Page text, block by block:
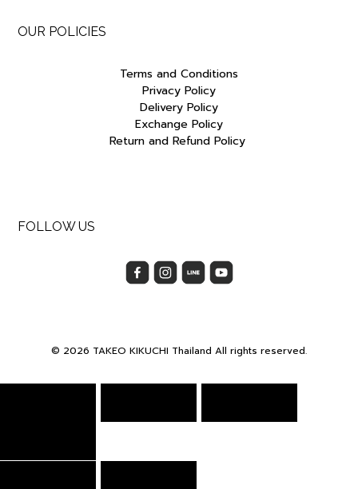
OUR POLICIES
Terms and Conditions
Privacy Policy
Delivery Policy
Exchange Policy
Return and Refund Policy
FOLLOW US
© 2026 TAKEO KIKUCHI Thailand All rights reserved.